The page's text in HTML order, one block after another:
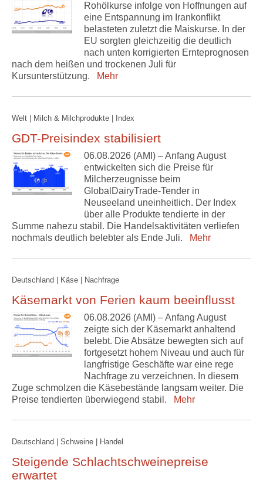
Rohölkurse infolge von Hoffnungen auf
eine Entspannung im Irankonflikt
belasteten zuletzt die Maiskurse. In der
EU sorgten gleichzeitig die deutlich
nach unten korrigierten Ernteprognosen
nach dem heißen und trockenen Juli für
Kursunterstützung.
Mehr
Welt | Milch & Milchprodukte | Index
GDT-Preisindex stabilisiert
06.08.2026 (AMI) – Anfang August
entwickelten sich die Preise für
Milcherzeugnisse beim
GlobalDairyTrade-Tender in
Neuseeland uneinheitlich. Der Index
über alle Produkte tendierte in der
Summe nahezu stabil. Die Handelsaktivitäten verliefen
nochmals deutlich belebter als Ende Juli.
Mehr
Deutschland | Käse | Nachfrage
Käsemarkt von Ferien kaum beeinflusst
06.08.2026 (AMI) – Anfang August
zeigte sich der Käsemarkt anhaltend
belebt. Die Absätze bewegten sich auf
fortgesetzt hohem Niveau und auch für
langfristige Geschäfte war eine rege
Nachfrage zu verzeichnen. In diesem
Zuge schmolzen die Käsebestände langsam weiter. Die
Preise tendierten überwiegend stabil.
Mehr
Deutschland | Schweine | Handel
Steigende Schlachtschweinepreise
erwartet